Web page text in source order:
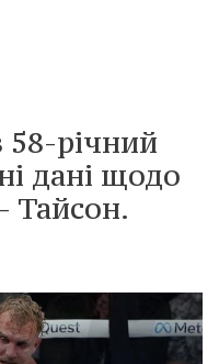
58-річний
дані щодо
Тайсон.